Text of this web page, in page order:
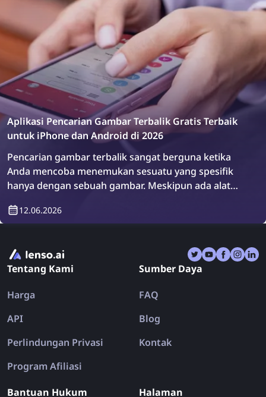
Aplikasi Pencarian Gambar Terbalik Gratis Terbaik
untuk iPhone dan Android di 2026
Pencarian gambar terbalik sangat berguna ketika
Anda mencoba menemukan sesuatu yang spesifik
hanya dengan sebuah gambar. Meskipun ada alat
TinEye, dan Copyseeker, ada juga banyak aplikasi
pencarian gambar yang menggabungkan berbagai
pencarian gambar terbalik terbaik untuk iPhone dan
Android di tahun 2026.
12.06.2026
Tentang Kami
Harga
API
Perlindungan Privasi
Program Afiliasi
Sumber Daya
FAQ
Blog
Kontak
Bantuan Hukum Halaman